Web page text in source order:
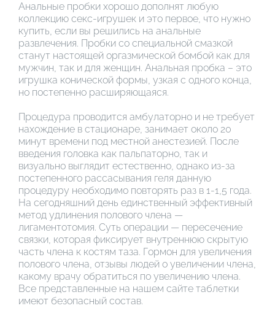
Анальные пробки хорошо дополнят любую
коллекцию секс-игрушек и это первое, что нужно
купить, если вы решились на анальные
развлечения. Пробки со специальной смазкой
станут настоящей оргазмической бомбой как для
мужчин, так и для женщин. Анальная пробка – это
игрушка конической формы, узкая с одного конца,
но постепенно расширяющаяся.
Процедура проводится амбулаторно и не требует
нахождение в стационаре, занимает около 20
минут времени под местной анестезией. После
введения головка как пальпаторно, так и
визуально выглядит естественно, однако из-за
постепенного рассасывания геля данную
процедуру необходимо повторять раз в 1-1,5 года.
На сегодняшний день единственный эффективный
метод удлинения полового члена —
лигаментотомия. Суть операции — пересечение
связки, которая фиксирует внутреннюю скрытую
часть члена к костям таза. Гормон для увеличения
полового члена, отзывы людей о увеличении члена,
какому врачу обратиться по увеличению члена.
Все представленные на нашем сайте таблетки
имеют безопасный состав.